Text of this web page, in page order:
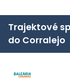
Trajektové
do Corralejo